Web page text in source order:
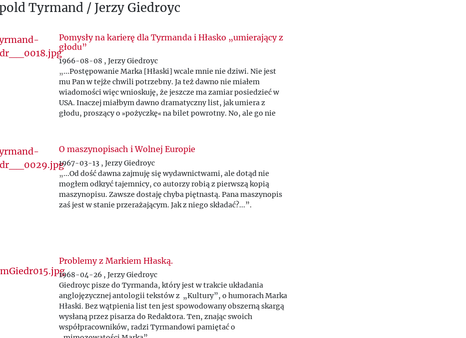
Tyrmand / Jerzy Giedroyc
Pomysły na karierę dla Tyrmanda i Hłasko „umierający z
głodu”
1966-08-08 , Jerzy Giedroyc
„...Postępowanie Marka [Hłaski] wcale mnie nie dziwi. Nie jest
mu Pan w tejże chwili potrzebny. Ja też dawno nie miałem
wiadomości więc wnioskuję, że jeszcze ma zamiar posiedzieć w
USA. Inaczej miałbym dawno dramatyczny list, jak umiera z
głodu, proszący o »pożyczkę« na bilet powrotny. No, ale go nie
znowu istnieć. Przynajmniej w pewnych kołach...
O maszynopisach i Wolnej Europie
1967-03-13 , Jerzy Giedroyc
„...Od dość dawna zajmuję się wydawnictwami, ale dotąd nie
mogłem odkryć tajemnicy, co autorzy robią z pierwszą kopią
maszynopisu. Zawsze dostaję chyba piętnastą. Pana maszynopis
zaś jest w stanie przerażającym. Jak z niego składać?...”.
Problemy z Markiem Hłaską.
1968-04-26 , Jerzy Giedroyc
Giedroyc pisze do Tyrmanda, który jest w trakcie układania
anglojęzycznej antologii tekstów z „Kultury”, o humorach Marka
Hłaski. Bez wątpienia list ten jest spowodowany obszerną skargą
wysłaną przez pisarza do Redaktora. Ten, znając swoich
współpracowników, radzi Tyrmandowi pamiętać o